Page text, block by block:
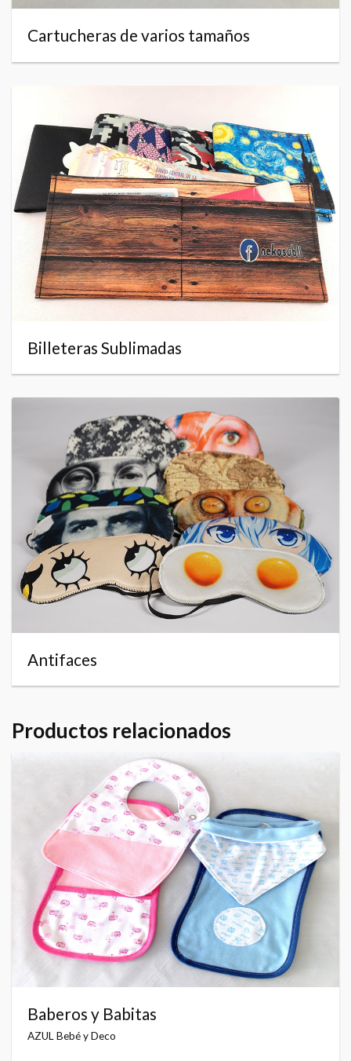
Cartucheras de varios tamaños
Billeteras Sublimadas
Antifaces
Productos relacionados
Baberos y Babitas
AZUL Bebé y Deco